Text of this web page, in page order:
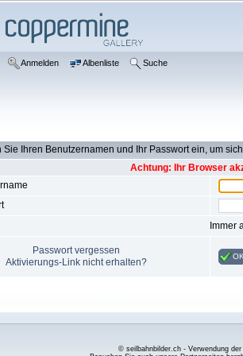
Anmelden Albenliste Suche
Sie Ihren Benutzernamen und Ihr Passwort ein, um
Achtung: Ihr Browser
Immer
Passwort vergessen
Aktivierungs-Link nicht erhalten?
© seilbahnbilder.ch - Verwendung